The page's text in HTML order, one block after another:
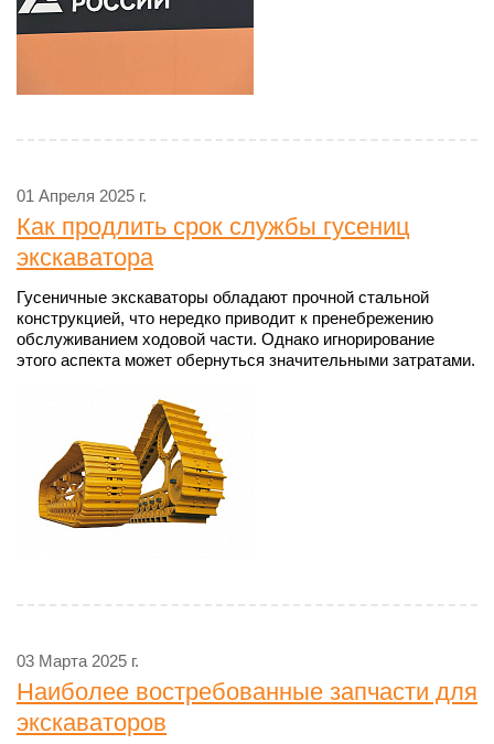
01 Апреля 2025 г.
Как продлить срок службы гусениц
экскаватора
Гусеничные экскаваторы обладают прочной стальной
конструкцией, что нередко приводит к пренебрежению
обслуживанием ходовой части. Однако игнорирование
этого аспекта может обернуться значительными затратами.
03 Марта 2025 г.
Наиболее востребованные запчасти для
экскаваторов